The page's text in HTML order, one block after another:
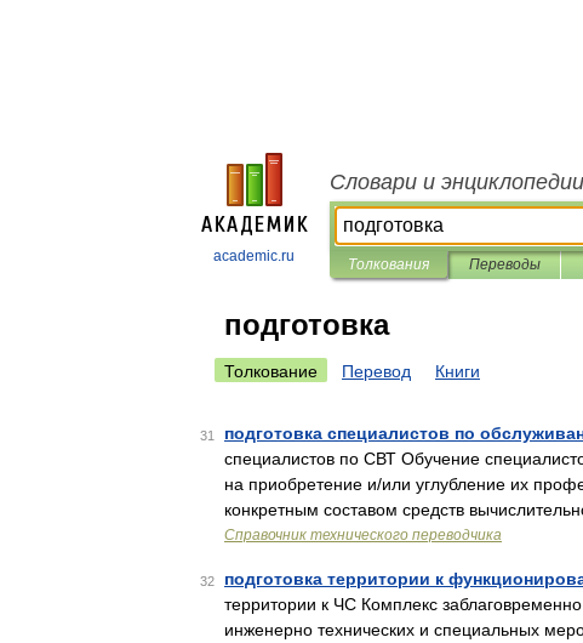
academic.ru
Словари и
Толкования Переводы
подготовка
Толкование Перевод Книги
31 подготовка специалистов по
специалистов по СВТ Обучение
на приобретение и/или углубление их
конкретным составом средств
Справочник технического переводчика
32 подготовка территории к
территории к ЧС Комплекс
инженерно технических и специальных